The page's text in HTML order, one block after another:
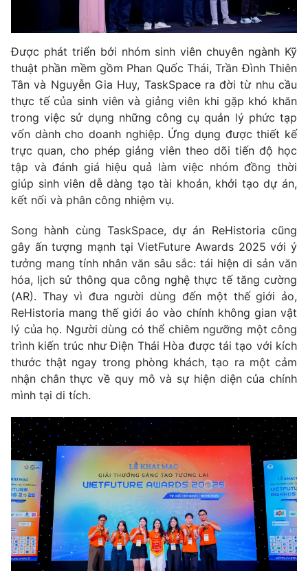
Shorts video
VTV Money VTV Thể thao
VTV Sức khoẻ Bất động sản
Thị trường 24h Tấm lòng Việt
VTV4 Vươn mình bằng AI
Liên hệ tòa soạn English
THỜI BÁO VTV
Theo dõi báo trên
Cơ quan chủ quản: Đài Truyền hình Việt Nam
Cơ quan báo chí:Thời báo VTV
Giấy phép hoạt động báo in và báo điện tử số 483/GP-BTTTT
cấp ngày 29/12/2023
Tổng Biên tập:Vũ Thanh Thủy
Phó Tổng Biên tập:Nguyễn Thị Mỹ Hạnh, Phạm Quốc Thắng,
Nguyễn Trọng Ninh
Tổng đài VTV:024.38 355 931 - 024.38 355 932
Được phát triển bởi nhóm sinh viên chuyên ngành Kỹ
thuật phần mềm gồm Phan Quốc Thái, Trần Đình Thiên
Tân và Nguyễn Gia Huy, TaskSpace ra đời từ nhu cầu
thực tế của sinh viên và giảng viên khi gặp khó khăn
trong việc sử dụng những công cụ quản lý phức tạp
vốn dành cho doanh nghiệp. Ứng dụng được thiết kế
trực quan, cho phép giảng viên theo dõi tiến độ học
tập và đánh giá hiệu quả làm việc nhóm đồng thời
giúp sinh viên dễ dàng tạo tài khoản, khởi tạo dự án,
kết nối và phân công nhiệm vụ.
Song hành cùng TaskSpace, dự án ReHistoria cũng
gây ấn tượng mạnh tại VietFuture Awards 2025 với ý
tưởng mang tính nhân văn sâu sắc: tái hiện di sản văn
hóa, lịch sử thông qua công nghệ thực tế tăng cường
(AR). Thay vì đưa người dùng đến một thế giới ảo,
ReHistoria mang thế giới ảo vào chính không gian vật
lý của họ. Người dùng có thể chiêm ngưỡng một công
trình kiến trúc như Điện Thái Hòa được tái tạo với kích
thước thật ngay trong phòng khách, tạo ra một cảm
nhận chân thực về quy mô và sự hiện diện của chính
mình tại di tích.